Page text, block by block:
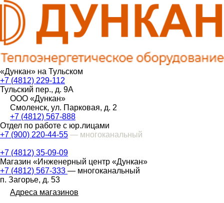
«Дункан» на Тульском
+7 (4812) 229-112
Тульский пер., д. 9А
ООО «Дункан»
Смоленск, ул. Парковая, д. 2
+7 (4812) 567-888
Отдел по работе с юр.лицами
+7 (900) 220-44-55 — многоканальный
+7 (4812) 35-09-09
Магазин «Инженерный центр «Дункан»
+7 (4812) 567-333 — многоканальный
п. Загорье, д. 53
Адреса магазинов